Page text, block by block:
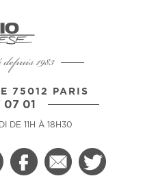
1983
75012 PARIS
07 01
DE 11H À 18H30